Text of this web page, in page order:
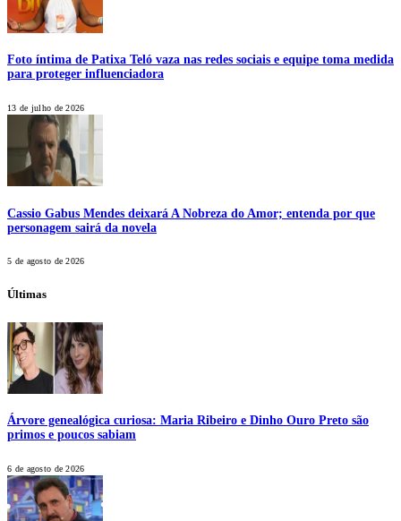
Foto íntima de Patixa Teló vaza nas redes sociais e equipe toma medida
para proteger influenciadora
13 de julho de 2026
Cassio Gabus Mendes deixará A Nobreza do Amor; entenda por que
personagem sairá da novela
5 de agosto de 2026
Últimas
Árvore genealógica curiosa: Maria Ribeiro e Dinho Ouro Preto são
primos e poucos sabiam
6 de agosto de 2026